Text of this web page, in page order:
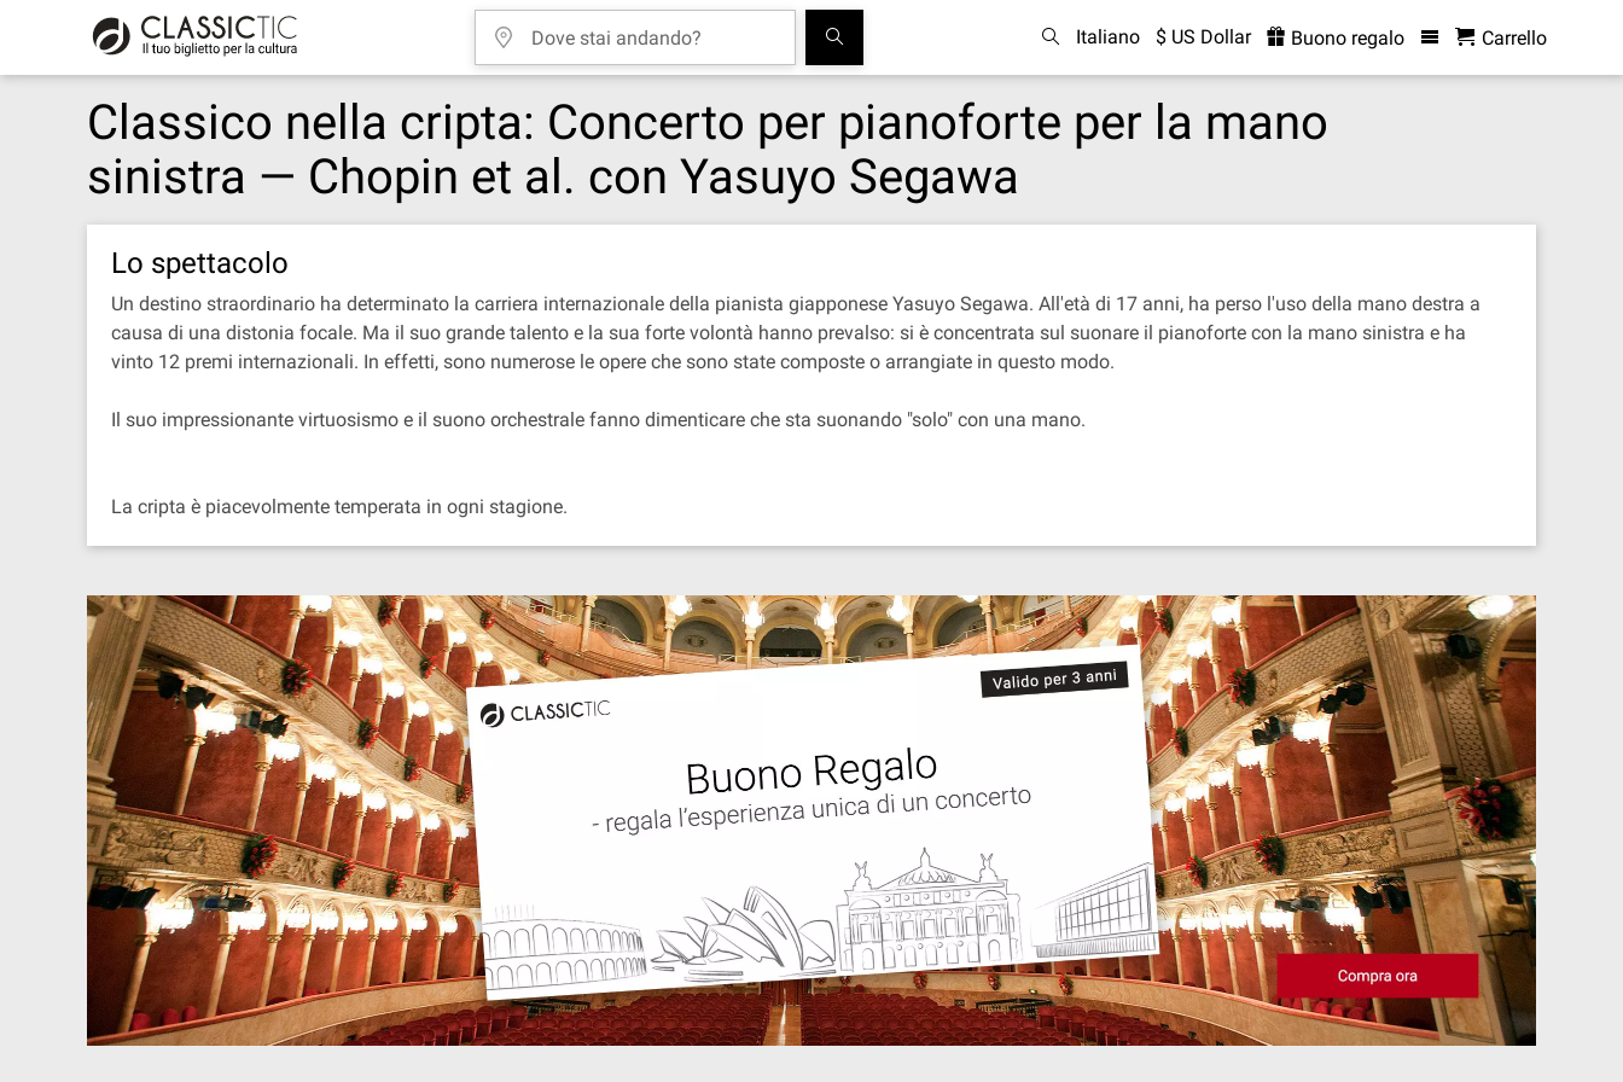
Italiano $ US Dollar Buono regalo Carrello
Classico nella cripta: Concerto per pianoforte per la mano
sinistra — Chopin et al. con Yasuyo Segawa
Lo spettacolo
Un destino straordinario ha determinato la carriera internazionale della pianista giapponese Yasuyo Segawa. All'età di 17 anni, ha perso l'uso della mano destra a
causa di una distonia focale. Ma il suo grande talento e la sua forte volontà hanno prevalso: si è concentrata sul suonare il pianoforte con la mano sinistra e ha
vinto 12 premi internazionali. In effetti, sono numerose le opere che sono state composte o arrangiate in questo modo.
Il suo impressionante virtuosismo e il suono orchestrale fanno dimenticare che sta suonando "solo" con una mano.
La cripta è piacevolmente temperata in ogni stagione.